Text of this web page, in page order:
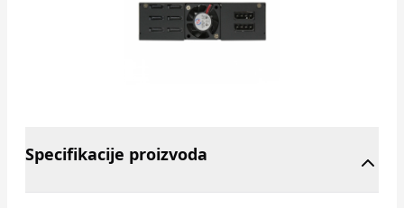
Specifikacije proizvoda